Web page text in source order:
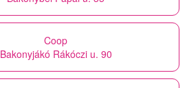
Coop
Bakonyjákó Rákóczi u. 90